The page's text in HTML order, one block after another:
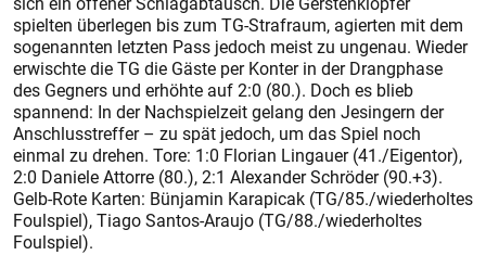
spielten überlegen bis zum TG-Strafraum, agierten mit dem
sogenannten letzten Pass jedoch meist zu ungenau. Wieder
erwischte die TG die Gäste per Konter in der Drangphase
des Gegners und erhöhte auf 2:0 (80.). Doch es blieb
spannend: In der Nachspielzeit gelang den Jesingern der
Anschlusstreffer – zu spät jedoch, um das Spiel noch
einmal zu drehen. Tore: 1:0 Florian Lingauer (41./Eigentor),
2:0 Daniele Attorre (80.), 2:1 Alexander Schröder (90.+3).
Gelb-Rote Karten: Bünjamin Karapicak (TG/85./wiederholtes
Foulspiel), Tiago Santos-Araujo (TG/88./wiederholtes
Foulspiel).